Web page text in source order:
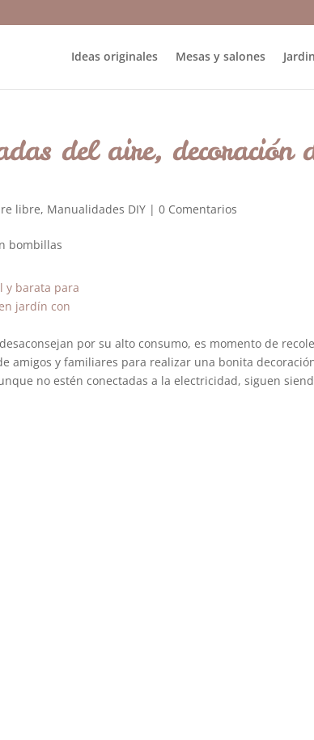
Ideas originales Mesas y salones
del aire, decoración
libre, Manualidades DIY |0 Comentarios
por su alto consumo, es momento de
amigos y familiares para realizar una bonita
no estén conectadas a la electricidad, siguen